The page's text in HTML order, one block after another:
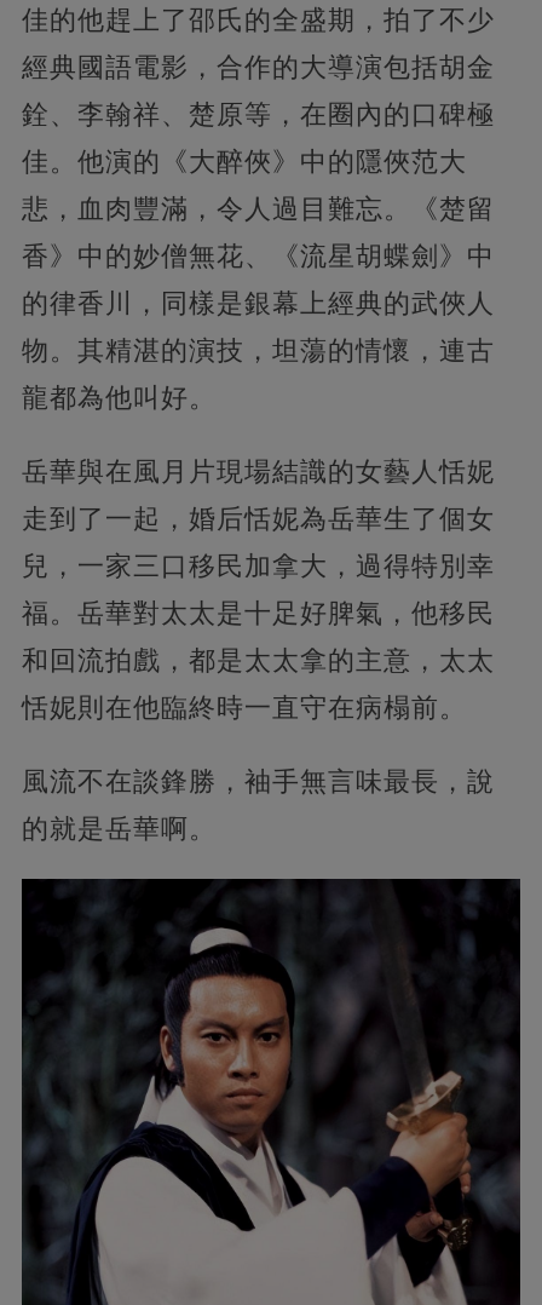
佳的他趕上了邵氏的全盛期，拍了不少
經典國語電影，合作的大導演包括胡金
銓、李翰祥、楚原等，在圈內的口碑極
佳。他演的《大醉俠》中的隱俠范大
悲，血肉豐滿，令人過目難忘。《楚留
香》中的妙僧無花、《流星胡蝶劍》中
的律香川，同樣是銀幕上經典的武俠人
物。其精湛的演技，坦蕩的情懷，連古
龍都為他叫好。
岳華與在風月片現場結識的女藝人恬妮
走到了一起，婚后恬妮為岳華生了個女
兒，一家三口移民加拿大，過得特別幸
福。岳華對太太是十足好脾氣，他移民
和回流拍戲，都是太太拿的主意，太太
恬妮則在他臨終時一直守在病榻前。
風流不在談鋒勝，袖手無言味最長，說
的就是岳華啊。